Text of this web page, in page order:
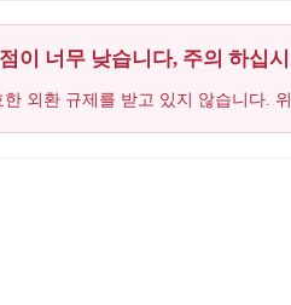
이 너무 낮습니다, 주의 하십
외환 규제를 받고 있지 않습니다.